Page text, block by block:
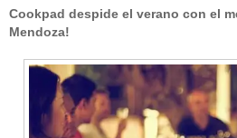
Cookpad despide el verano con el
Mendoza!